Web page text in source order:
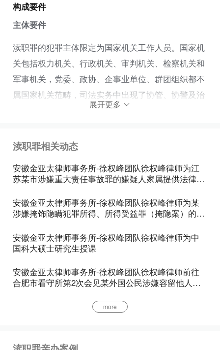
构成要件
主体要件
渎职罪的犯罪主体限定为国家机关工作人员。国家机
关包括权力机关、行政机关、审判机关、检察机关和
军事机关，党委、政协、企事业单位、群团组织都不
属国家机关范畴，司法实务中出现了协管、协警及治
安联防人员受国家机关的委托从事公务的现象。为
全国人民代表大会常务委员会关于《中华人民共和国
刑法》第九章渎职罪主体适用问题的立法解释规定：
在依照法律、法规规定行使国家行政管理职权的组织
中从事公务的人员，或者在受国家机关委托代表国家
机关行使职权的组织中从事公务的人员，或者虽未列
在代表国家机关行使职权时有渎职行为，构成犯罪
最高人民检察院关于渎职侵权犯罪案件立案标准的规
定的司法解释中将国家机关工作人员作了进一步的扩
大解释：在乡（镇）以上中国共产党机关、人民政协
展开更多
渎职罪相关动态
安徽金亚太律师事务所-徐权峰团队徐权峰律师为江
苏某市涉嫌重大责任事故罪的嫌疑人家属提供法律咨
安徽金亚太律师事务所-徐权峰团队徐权峰律师为某
涉嫌掩饰隐瞒犯罪所得、所得受益罪（掩隐案）的嫌
安徽金亚太律师事务所-徐权峰团队徐权峰律师为中
国科大硕士研究生授课
安徽金亚太律师事务所-徐权峰团队徐权峰律师前往
合肥市看守所第2次会见某外国公民涉嫌容留他人吸
more